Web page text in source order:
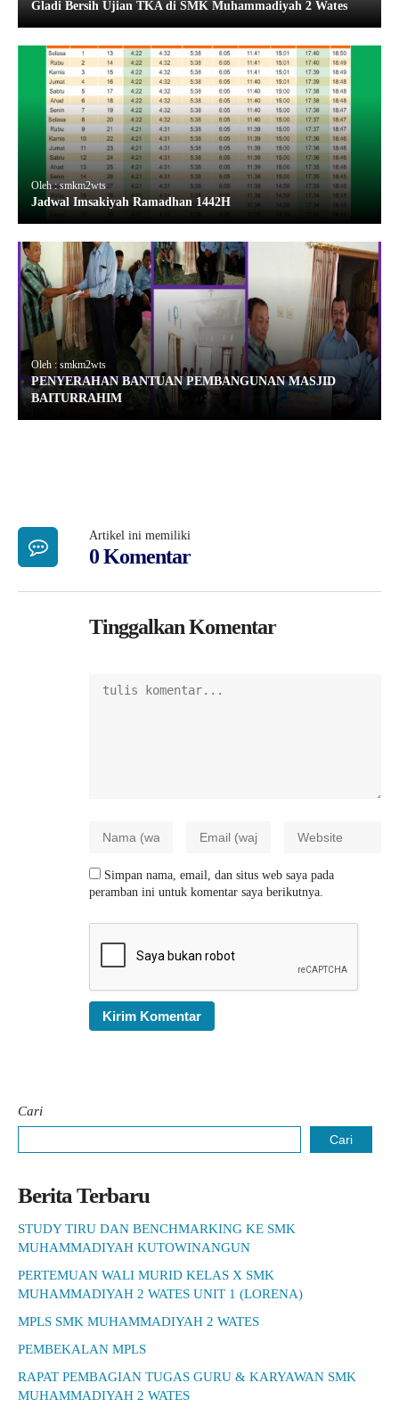
Gladi Bersih Ujian TKA di SMK Muhammadiyah 2 Wates
Oleh : smkm2wts
Jadwal Imsakiyah Ramadhan 1442H
Oleh : smkm2wts
PENYERAHAN BANTUAN PEMBANGUNAN MASJID
BAITURRAHIM
Artikel ini memiliki
0 Komentar
Tinggalkan Komentar
Simpan nama, email, dan situs web saya pada
peramban ini untuk komentar saya berikutnya.
Cari
Cari
Berita Terbaru
STUDY TIRU DAN BENCHMARKING KE SMK
MUHAMMADIYAH KUTOWINANGUN
PERTEMUAN WALI MURID KELAS X SMK
MUHAMMADIYAH 2 WATES UNIT 1 (LORENA)
MPLS SMK MUHAMMADIYAH 2 WATES
PEMBEKALAN MPLS
RAPAT PEMBAGIAN TUGAS GURU & KARYAWAN SMK
MUHAMMADIYAH 2 WATES